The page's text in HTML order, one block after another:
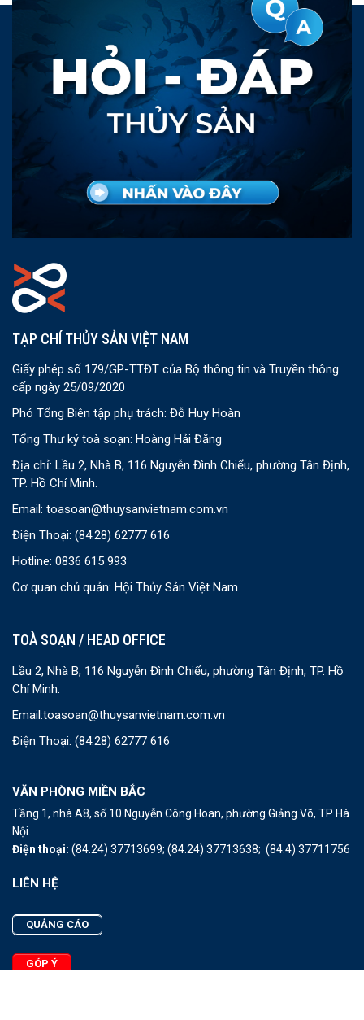
TẠP CHÍ THỦY SẢN VIỆT NAM
Giấy phép số 179/GP-TTĐT của Bộ thông tin và Truyền thông
cấp ngày 25/09/2020
Phó Tổng Biên tập phụ trách: Đỗ Huy Hoàn
Tổng Thư ký toà soạn: Hoàng Hải Đăng
Địa chỉ: Lầu 2, Nhà B, 116 Nguyễn Đình Chiểu, phường Tân Định,
TP. Hồ Chí Minh.
Email: toasoan@thuysanvietnam.com.vn
Điện Thoại: (84.28) 62777 616
Hotline: 0836 615 993
Cơ quan chủ quản: Hội Thủy Sản Việt Nam
TOÀ SOẠN / HEAD OFFICE
Lầu 2, Nhà B, 116 Nguyễn Đình Chiểu, phường Tân Định, TP. Hồ
Chí Minh.
Email:toasoan@thuysanvietnam.com.vn
Điện Thoại: (84.28) 62777 616
VĂN PHÒNG MIỀN BẮC
Tầng 1, nhà A8, số 10 Nguyễn Công Hoan, phường Giảng Võ, TP Hà
Nội.
Điện thoại: (84.24) 37713699; (84.24) 37713638; (84.4) 37711756
LIÊN HỆ
QUẢNG CÁO
GÓP Ý